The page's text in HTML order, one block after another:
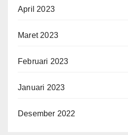
April 2023
Maret 2023
Februari 2023
Januari 2023
Desember 2022